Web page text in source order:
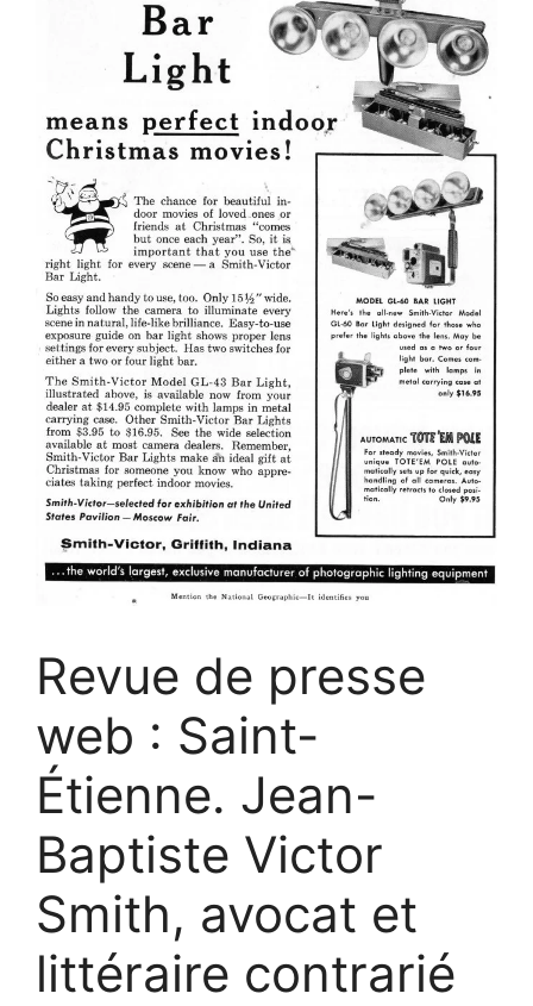
Revue de presse
web : Saint-
Étienne. Jean-
Baptiste Victor
Smith, avocat et
littéraire contrarié